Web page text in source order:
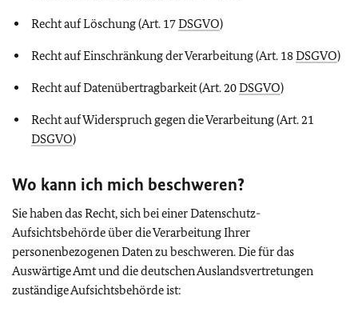
Recht auf Löschung (Art. 17DSGVO)
Recht auf Einschränkung der Verarbeitung (Art. 18DSGVO)
Recht auf Datenübertragbarkeit (Art. 20DSGVO)
Recht auf Widerspruch gegen die Verarbeitung (Art. 21
DSGVO)
Wo kann ich mich beschweren?
Sie haben das Recht, sich bei einer Datenschutz-
Aufsichtsbehörde über die Verarbeitung Ihrer
personenbezogenen Daten zu beschweren. Die für das
Auswärtige Amt und die deutschen Auslandsvertretungen
zuständige Aufsichtsbehörde ist: